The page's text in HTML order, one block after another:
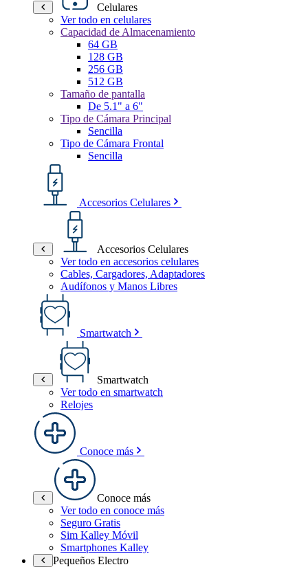
Celulares
Ver todo en celulares
Capacidad de Almacenamiento
64 GB
128 GB
256 GB
512 GB
Tamaño de pantalla
De 5.1" a 6"
Tipo de Cámara Principal
Sencilla
Tipo de Cámara Frontal
Sencilla
Accesorios Celulares
Accesorios Celulares
Ver todo en accesorios celulares
Cables, Cargadores, Adaptadores
Audífonos y Manos Libres
Smartwatch
Smartwatch
Ver todo en smartwatch
Relojes
Conoce más
Conoce más
Ver todo en conoce más
Seguro Gratis
Sim Kalley Móvil
Smartphones Kalley
Pequeños Electro